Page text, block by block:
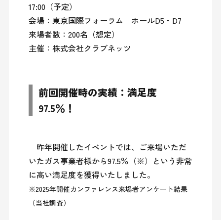
17:00（予定）
会場：東京国際フォーラム　ホールD5・D7
来場者数：200名（想定）
前回開催時の実績：満足度
97.5％！
昨年開催したイベントでは、ご来場いただ
いたガス事業者様から97.5％（※）という非常
※2025年開催カンファレンス来場者アンケート結果
（当社調査）